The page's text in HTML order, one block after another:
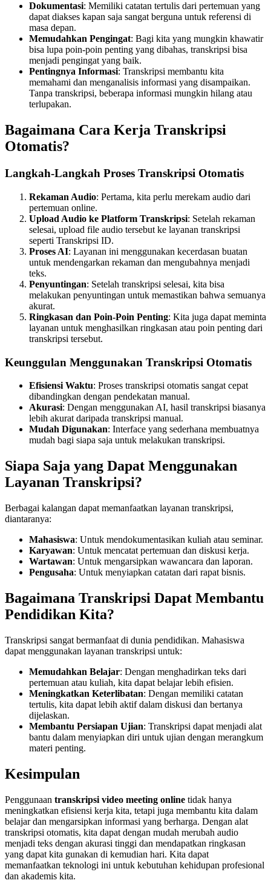
Dokumentasi: Memiliki catatan tertulis dari pertemuan yang
dapat diakses kapan saja sangat berguna untuk referensi di
masa depan.
Memudahkan Pengingat: Bagi kita yang mungkin khawatir
bisa lupa poin-poin penting yang dibahas, transkripsi bisa
menjadi pengingat yang baik.
Pentingnya Informasi: Transkripsi membantu kita
memahami dan menganalisis informasi yang disampaikan.
Tanpa transkripsi, beberapa informasi mungkin hilang atau
terlupakan.
Bagaimana Cara Kerja Transkripsi
Otomatis?
Langkah-Langkah Proses Transkripsi Otomatis
Rekaman Audio: Pertama, kita perlu merekam audio dari
pertemuan online.
Upload Audio ke Platform Transkripsi: Setelah rekaman
selesai, upload file audio tersebut ke layanan transkripsi
seperti Transkripsi ID.
Proses AI: Layanan ini menggunakan kecerdasan buatan
untuk mendengarkan rekaman dan mengubahnya menjadi
teks.
Penyuntingan: Setelah transkripsi selesai, kita bisa
melakukan penyuntingan untuk memastikan bahwa semuanya
akurat.
Ringkasan dan Poin-Poin Penting: Kita juga dapat meminta
layanan untuk menghasilkan ringkasan atau poin penting dari
transkripsi tersebut.
Keunggulan Menggunakan Transkripsi Otomatis
Efisiensi Waktu: Proses transkripsi otomatis sangat cepat
dibandingkan dengan pendekatan manual.
Akurasi: Dengan menggunakan AI, hasil transkripsi biasanya
lebih akurat daripada transkripsi manual.
Mudah Digunakan: Interface yang sederhana membuatnya
mudah bagi siapa saja untuk melakukan transkripsi.
Siapa Saja yang Dapat Menggunakan
Layanan Transkripsi?
Berbagai kalangan dapat memanfaatkan layanan transkripsi,
diantaranya:
Mahasiswa: Untuk mendokumentasikan kuliah atau seminar.
Karyawan: Untuk mencatat pertemuan dan diskusi kerja.
Wartawan: Untuk mengarsipkan wawancara dan laporan.
Pengusaha: Untuk menyiapkan catatan dari rapat bisnis.
Bagaimana Transkripsi Dapat Membantu
Pendidikan Kita?
Transkripsi sangat bermanfaat di dunia pendidikan. Mahasiswa
dapat menggunakan layanan transkripsi untuk:
Memudahkan Belajar: Dengan menghadirkan teks dari
pertemuan atau kuliah, kita dapat belajar lebih efisien.
Meningkatkan Keterlibatan: Dengan memiliki catatan
tertulis, kita dapat lebih aktif dalam diskusi dan bertanya
dijelaskan.
Membantu Persiapan Ujian: Transkripsi dapat menjadi alat
bantu dalam menyiapkan diri untuk ujian dengan merangkum
materi penting.
Kesimpulan
Penggunaan transkripsi video meeting online tidak hanya
meningkatkan efisiensi kerja kita, tetapi juga membantu kita dalam
belajar dan mengarsipkan informasi yang berharga. Dengan alat
transkripsi otomatis, kita dapat dengan mudah merubah audio
menjadi teks dengan akurasi tinggi dan mendapatkan ringkasan
yang dapat kita gunakan di kemudian hari. Kita dapat
memanfaatkan teknologi ini untuk kebutuhan kehidupan profesional
dan akademis kita.